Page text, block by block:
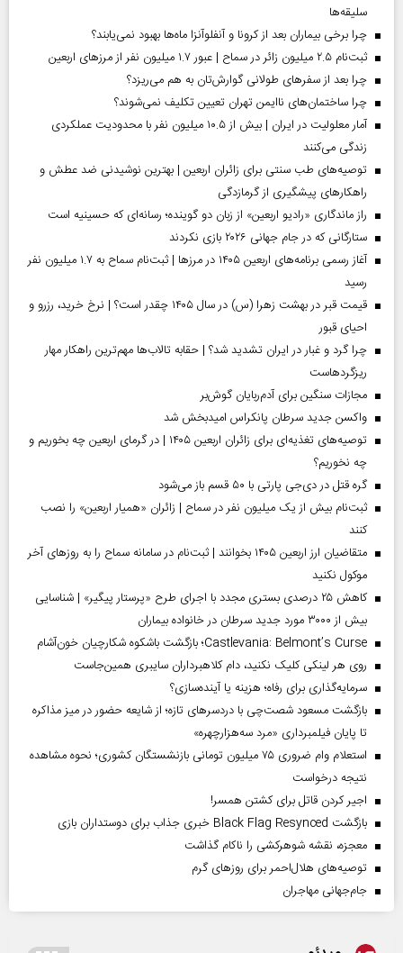
سلیقه‌ها
چرا برخی بیماران بعد از کرونا و آنفلوآنزا ماه‌ها بهبود نمی‌یابند؟
ثبت‌نام ۲.۵ میلیون زائر در سماح | عبور ۱.۷ میلیون نفر از مرز‌های اربعین
چرا بعد از سفرهای طولانی گوارش‌تان به هم می‌ریزد؟
چرا ساختمان‌های ناایمن تهران تعیین تکلیف نمی‌شوند؟
آمار معلولیت در ایران | بیش از ۱۰.۵ میلیون نفر با محدودیت عملکردی
زندگی می‌کنند
توصیه‌های طب سنتی برای زائران اربعین | بهترین نوشیدنی ضد عطش و
راهکارهای پیشگیری از گرمازدگی
راز ماندگاری «رادیو اربعین» از زبان دو گوینده؛ رسانه‌ای که حسینیه است
ستارگانی که در جام جهانی ۲۰۲۶ بازی نکردند
آغاز رسمی برنامه‌های اربعین ۱۴۰۵ در مرز‌ها | ثبت‌نام سماح به ۱.۷ میلیون نفر
رسید
قیمت قبر در بهشت زهرا (س) در سال ۱۴۰۵ چقدر است؟ | نرخ خرید، رزرو و
احیای قبور
چرا گرد و غبار در ایران تشدید شد؟ | حقابه تالاب‌ها مهم‌ترین راهکار مهار
ریزگردهاست
مجازات سنگین برای آدم‌ربایان گوش‌بر
واکسن جدید سرطان پانکراس امیدبخش شد
توصیه‌های تغذیه‌ای برای زائران اربعین ۱۴۰۵ | در گرمای اربعین چه بخوریم و
چه نخوریم؟
گره قتل در دی‌جی پارتی با ۵۰ قسم باز می‌شود
ثبت‌نام بیش از یک میلیون نفر در سماح | زائران «همیار اربعین» را نصب
کنند
متقاضیان ارز اربعین ۱۴۰۵ بخوانند | ثبت‌نام در سامانه سماح را به روز‌های آخر
موکول نکنید
کاهش ۲۵ درصدی بستری مجدد با اجرای طرح «پرستار پیگیر» | شناسایی
بیش از ۳۰۰۰ مورد جدید سرطان در خانواده بیماران
Castlevania: Belmont’s Curse؛ بازگشت باشکوه شکارچیان خون‌آشام
روی هر لینکی کلیک نکنید، دام کلاهبرداران سایبری همین‌جاست
سرمایه‌گذاری برای رفاه؛ هزینه یا آینده‌سازی؟
بازگشت مسعود شصت‌چی با دردسر‌های تازه؛ از شایعه حضور در میز مذاکره
تا پایان فیلمبرداری «مرد سه‌هزارچهره»
استعلام وام ضروری ۷۵ میلیون تومانی بازنشستگان کشوری؛ نحوه مشاهده
نتیجه درخواست
اجیر کردن قاتل برای کشتن همسر!
بازگشت Black Flag Resynced خبری جذاب برای دوستداران بازی
معجزه، نقشه شوهرکشی را ناکام گذاشت
توصیه‌های هلال‌احمر برای روز‌های گرم
جام‌جهانی مهاجران